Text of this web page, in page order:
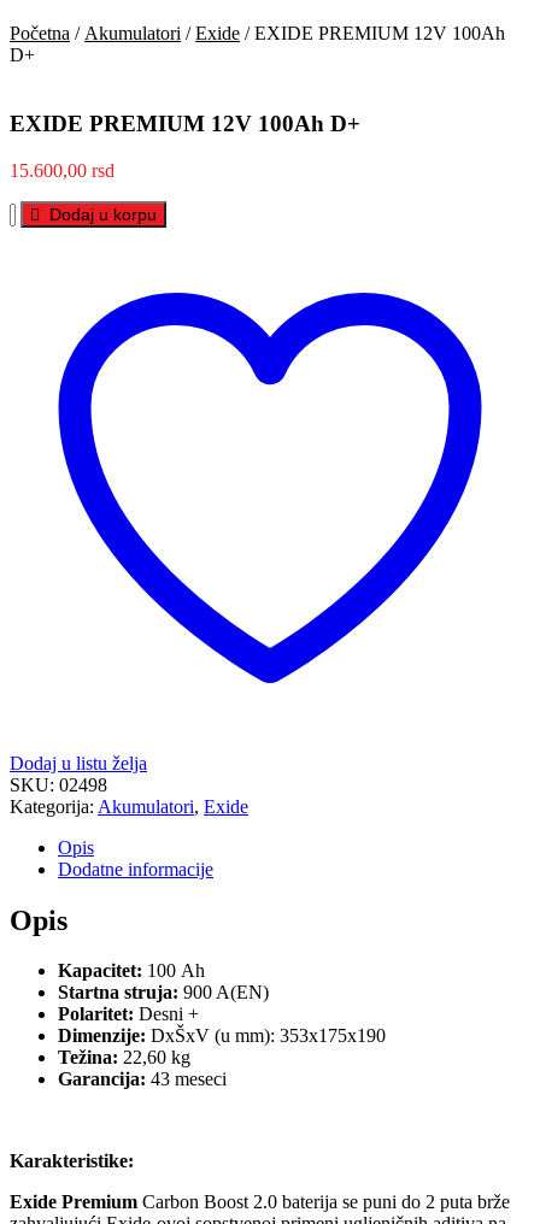
Početna / Akumulatori /Exide / EXIDE PREMIUM 12V 100Ah
D+
EXIDE PREMIUM 12V 100Ah D+
15.600,00 rsd
EXIDE
PREMIUM
Dodaj u korpu
Dodaj u listu želja
SKU: 02498
Kategorija: Akumulatori, Exide
Opis
Dodatne informacije
Opis
Kapacitet: 100 Ah
Startna struja: 900 A(EN)
Polaritet: Desni +
Dimenzije: DxŠxV (u mm): 353x175x190
Težina: 22,60 kg
Garancija: 43 meseci
Karakteristike:
Exide Premium Carbon Boost 2.0 baterija se puni do 2 puta brže